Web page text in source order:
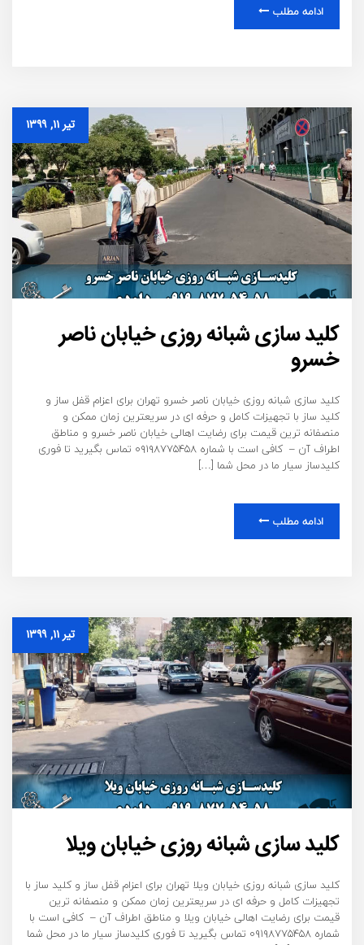
ادامه مطلب
تیر ۱۱, ۱۳۹۹
کلید سازی شبانه روزی خیابان ناصر
خسرو
کلید سازی شبانه روزی خیابان ناصر خسرو تهران برای اعزام قفل ساز و
کلید ساز با تجهیزات کامل و حرفه ای در سریعترین زمان ممکن و
منصفانه ترین قیمت برای رضایت اهالی خیابان ناصر خسرو و مناطق
اطراف آن – کافی است با شماره ۰۹۱۹۸۷۷۵۴۵۸ تماس بگیرید تا فوری
کلیدساز سیار ما در محل شما […]
ادامه مطلب
تیر ۱۱, ۱۳۹۹
کلید سازی شبانه روزی خیابان ویلا
کلید سازی شبانه روزی خیابان ویلا تهران برای اعزام قفل ساز و کلید ساز با
تجهیزات کامل و حرفه ای در سریعترین زمان ممکن و منصفانه ترین
قیمت برای رضایت اهالی خیابان ویلا و مناطق اطراف آن – کافی است با
شماره ۰۹۱۹۸۷۷۵۴۵۸ تماس بگیرید تا فوری کلیدساز سیار ما در محل شما